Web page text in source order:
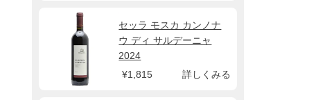
セッラ モスカ カンノナ
ウ ディ サルデーニャ
2024
¥1,815
詳しくみる